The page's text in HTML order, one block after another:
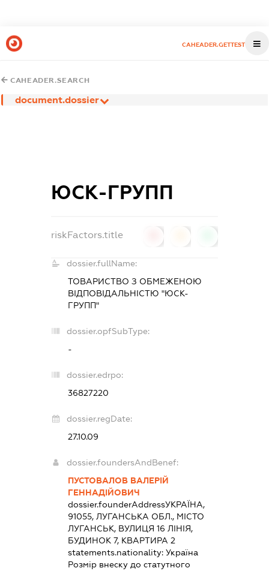
CAHEADER.GETTEST
CAHEADER.SEARCH
document.dossier
ЮСК-ГРУПП
riskFactors.title
dossier.fullName:
ТОВАРИСТВО З ОБМЕЖЕНОЮ
ВІДПОВІДАЛЬНІСТЮ "ЮСК-
ГРУПП"
dossier.opfSubType:
-
dossier.edrpo:
36827220
dossier.regDate:
27.10.09
dossier.foundersAndBenef:
ПУСТОВАЛОВ ВАЛЕРІЙ
ГЕННАДІЙОВИЧ
dossier.founderAddressУКРАЇНА,
91055, ЛУГАНСЬКА ОБЛ., МІСТО
ЛУГАНСЬК, ВУЛИЦЯ 16 ЛІНІЯ,
БУДИНОК 7, КВАРТИРА 2
statements.nationality:Україна
Розмір внеску до статутного